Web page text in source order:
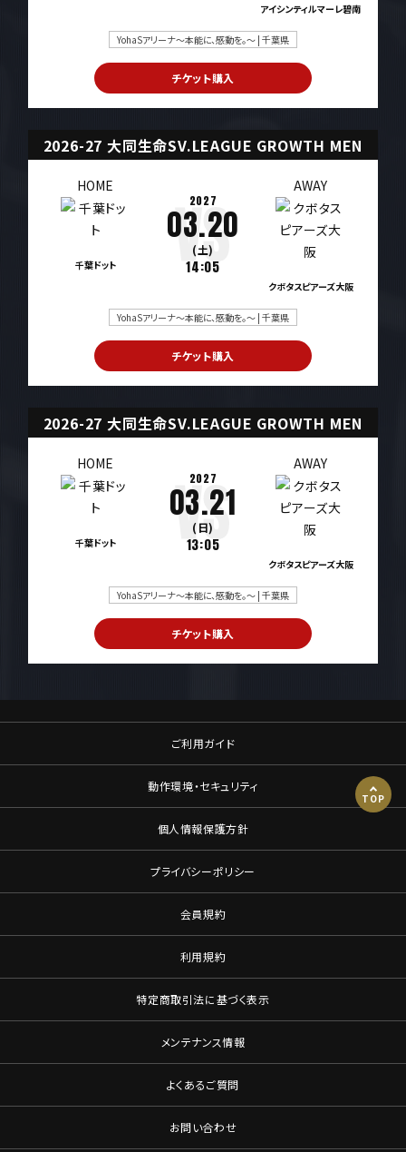
アイシンティルマーレ碧南
YohaSアリーナ～本能に、感動を。～ | 千葉県
チケット購入
2026-27 大同生命SV.LEAGUE GROWTH MEN
HOME
千葉ドット
2027
03.20
(土)
14:05
AWAY
クボタスピアーズ大阪
YohaSアリーナ～本能に、感動を。～ | 千葉県
チケット購入
2026-27 大同生命SV.LEAGUE GROWTH MEN
HOME
千葉ドット
2027
03.21
(日)
13:05
AWAY
クボタスピアーズ大阪
YohaSアリーナ～本能に、感動を。～ | 千葉県
チケット購入
ご利用ガイド
動作環境・セキュリティ
個人情報保護方針
プライバシーポリシー
会員規約
利用規約
特定商取引法に基づく表示
メンテナンス情報
よくあるご質問
お問い合わせ
TOP